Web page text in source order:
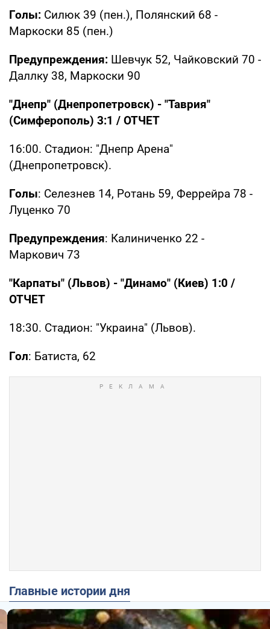
Голы: Силюк 39 (пен.), Полянский 68 -
Маркоски 85 (пен.)
Предупреждения: Шевчук 52, Чайковский 70 -
Даллку 38, Маркоски 90
"Днепр" (Днепропетровск) - "Таврия"
(Симферополь) 3:1 / ОТЧЕТ
16:00. Стадион: "Днепр Арена"
(Днепропетровск).
Голы: Селезнев 14, Ротань 59, Феррейра 78 -
Луценко 70
Предупреждения: Калиниченко 22 -
Маркович 73
"Карпаты" (Львов) - "Динамо" (Киев) 1:0 /
ОТЧЕТ
18:30. Стадион: "Украина" (Львов).
Гол: Батиста, 62
Главные истории дня